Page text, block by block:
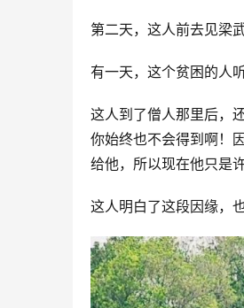
第二天，这人前去见梁
有一天，这个贫困的人
这人到了僧人那里后，
你始终也不会得到啊！
给他，所以现在他只是
这人明白了这段因缘，